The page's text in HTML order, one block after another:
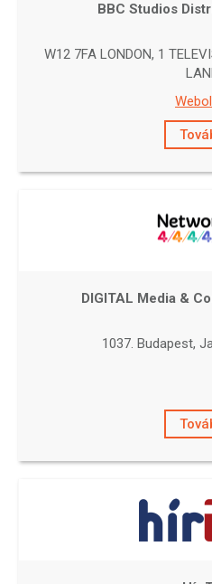
BBC Studios
W12 7FA LONDON, 1
DIGITAL Media &
1037. Budapest,